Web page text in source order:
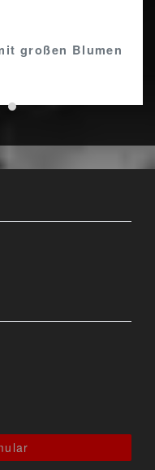
großen Blumen